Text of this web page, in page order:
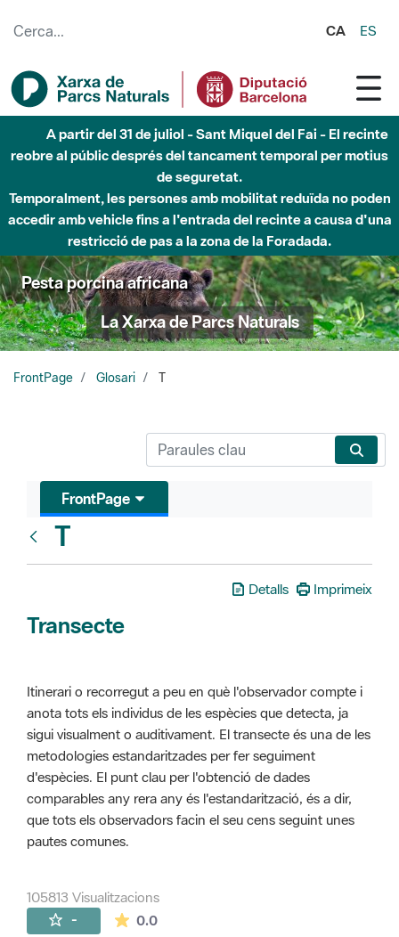
CA ES
A partir del 31 de juliol - Sant Miquel del Fai - El recinte
reobre al públic després del tancament temporal per motius
de seguretat.
Temporalment, les persones amb mobilitat reduïda no poden
accedir amb vehicle fins a l'entrada del recinte a causa d'una
restricció de pas a la zona de la Foradada.
Pesta porcina africana
La Xarxa de Parcs Naturals
FrontPage Glosari T
FrontPage
T
Detalls Imprimeix
Transecte
Itinerari o recorregut a peu en què l'observador compte i
anota tots els individus de les espècies que detecta, ja
sigui visualment o auditivament. El transecte és una de les
metodologies estandaritzades per fer seguiment
d'espècies. El punt clau per l'obtenció de dades
comparables any rera any és l'estandarització, és a dir,
que tots els observadors facin el seu cens seguint unes
pautes comunes.
105813 Visualitzacions
- 0.0La mitjana de les valoracions és de 0